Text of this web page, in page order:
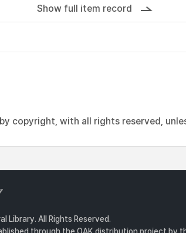
Show full item record
copyright, with all rights reserved,
Library. All Rights Reserved.
through the OAK distribution project by